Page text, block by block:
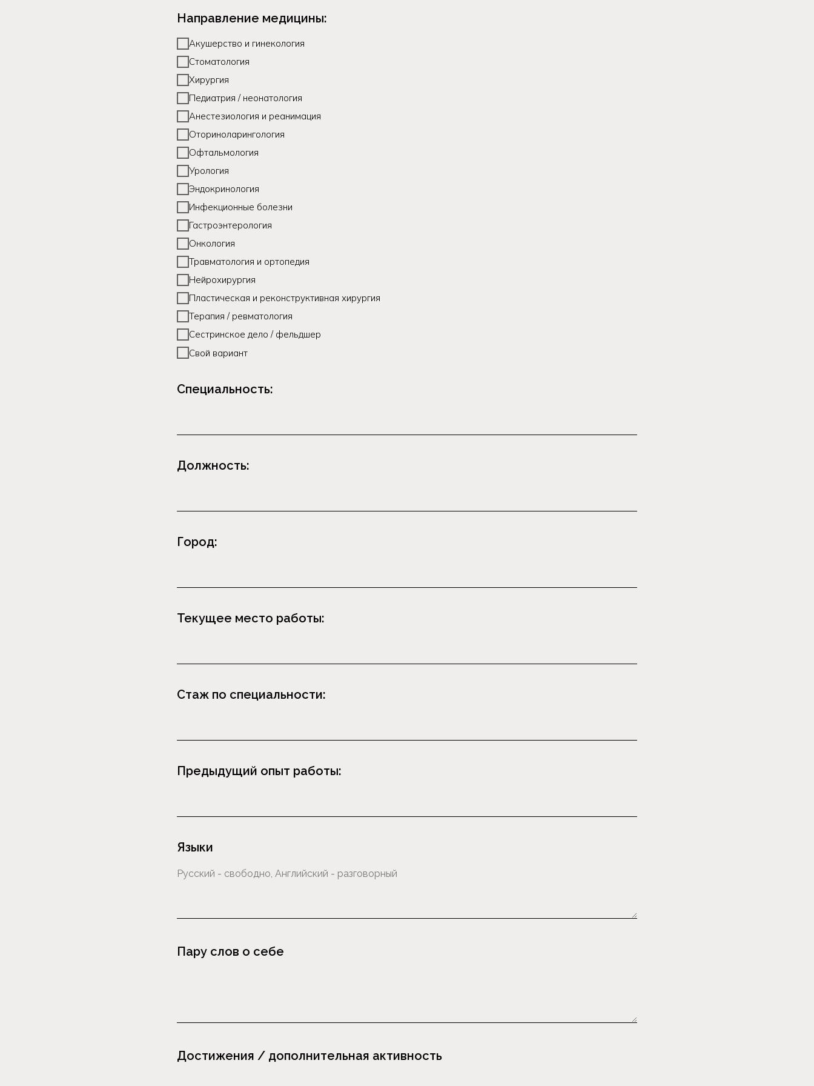
Направление медицины:
Акушерство и гинекология
Стоматология
Хирургия
Педиатрия / неонатология
Анестезиология и реанимация
Оториноларингология
Офтальмология
Урология
Эндокринология
Инфекционные болезни
Гастроэнтерология
Онкология
Травматология и ортопедия
Нейрохирургия
Пластическая и реконструктивная хирургия
Терапия / ревматология
Сестринское дело / фельдшер
Свой вариант
Специальность:
Должность:
Город:
Текущее место работы:
Стаж по специальности:
Предыдущий опыт работы:
Языки
Пару слов о себе
Достижения / дополнительная активность